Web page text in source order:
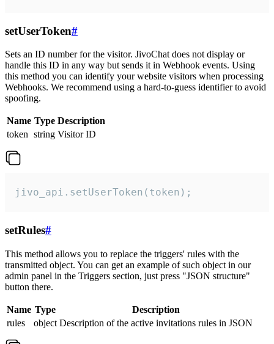
setUserToken#
Sets an ID number for the visitor. JivoChat does not display or
handle this ID in any way but sends it in Webhook events. Using
this method you can identify your website visitors when processing
Webhooks. We recommend using a hard-to-guess identifier to avoid
spoofing.
Name Type Description
token string Visitor ID
jivo_api.setUserToken(token);
setRules#
This method allows you to replace the triggers' rules with the
transmitted object. You can get an example of such object in our
admin panel in the Triggers section, just press "JSON structure"
button there.
Name Type
Description
rules
object Description of the active invitations rules in JSON